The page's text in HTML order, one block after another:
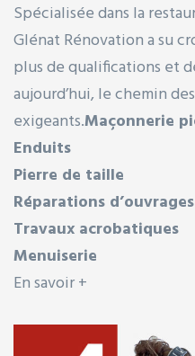
Spécialisée dans la
Glénat Rénovation a su
plus de qualifications et
aujourd’hui, le chemin
exigeants.Maçonnerie
Enduits
Pierre de taille
Réparations d’ouvrages
Travaux acrobatiques
Menuiserie
En savoir +